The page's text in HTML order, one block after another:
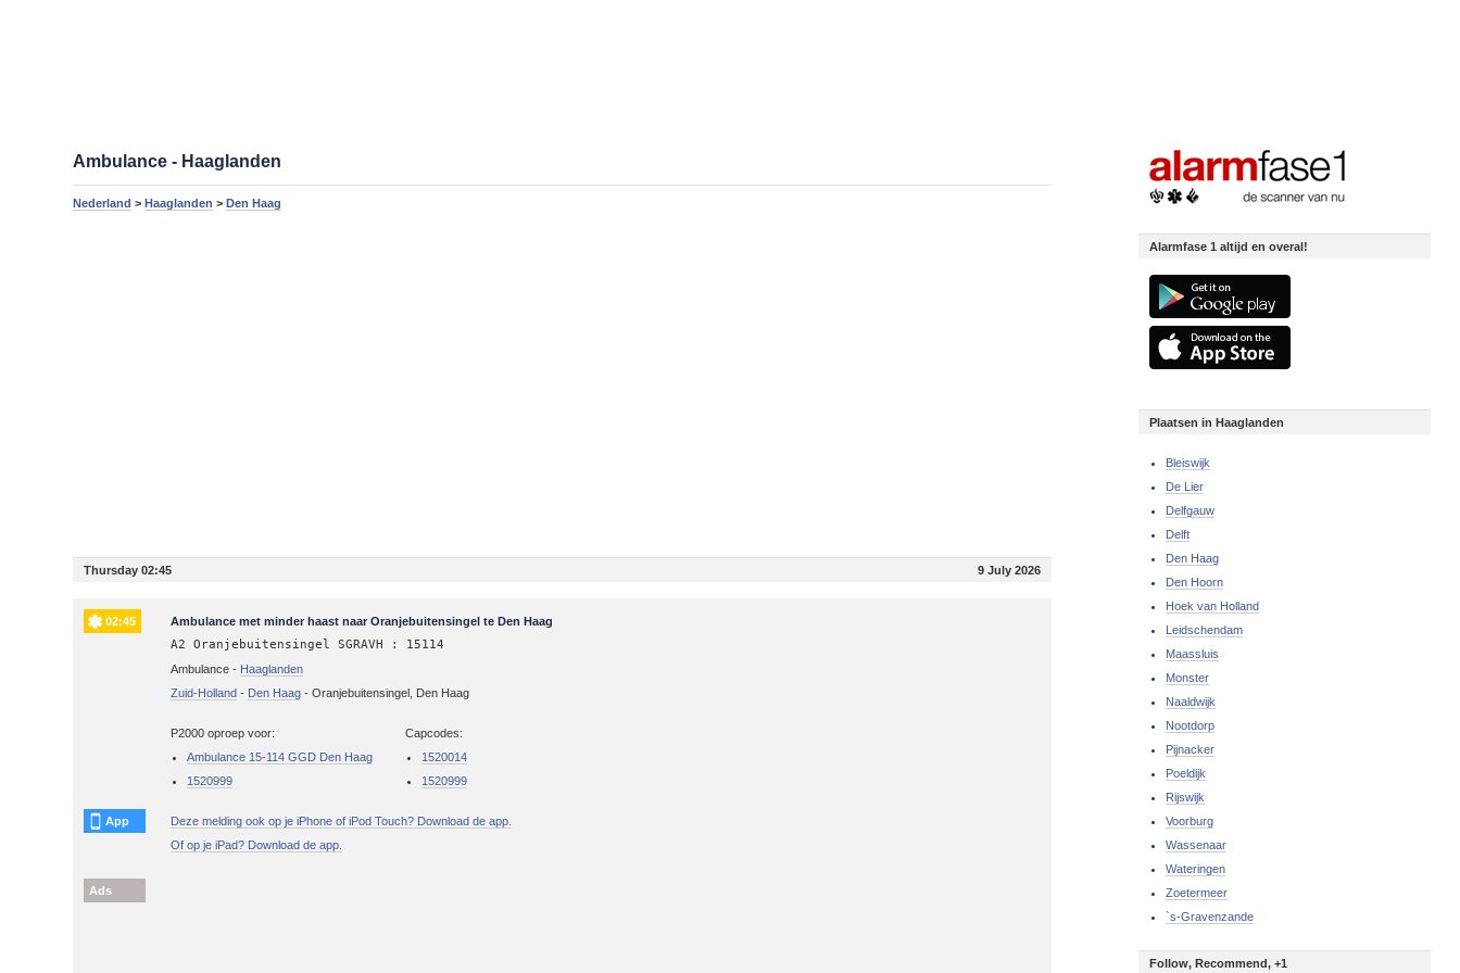
Ambulance - Haaglanden
Nederland > Haaglanden > Den Haag
Thursday 02:45 9 July 2026
02:45 Ambulance met minder haast naar Oranjebuitensingel te Den Haag
A2 Oranjebuitensingel SGRAVH : 15114
Ambulance - Haaglanden
Zuid-Holland - Den Haag -Oranjebuitensingel, Den Haag
P2000 oproep voor:
Ambulance 15-114 GGD Den Haag
1520999
Capcodes:
1520014
1520999
App
Deze melding ook op je iPhone of iPod Touch? Download de app.
Of op je iPad? Download de app.
Ads
Alarmfase 1 altijd en overal!
Plaatsen in Haaglanden
Bleiswijk
De Lier
Delfgauw
Delft
Den Haag
Den Hoorn
Hoek van Holland
Leidschendam
Maassluis
Monster
Naaldwijk
Nootdorp
Pijnacker
Poeldijk
Rijswijk
Voorburg
Wassenaar
Wateringen
Zoetermeer
`s-Gravenzande
Follow, Recommend, +1